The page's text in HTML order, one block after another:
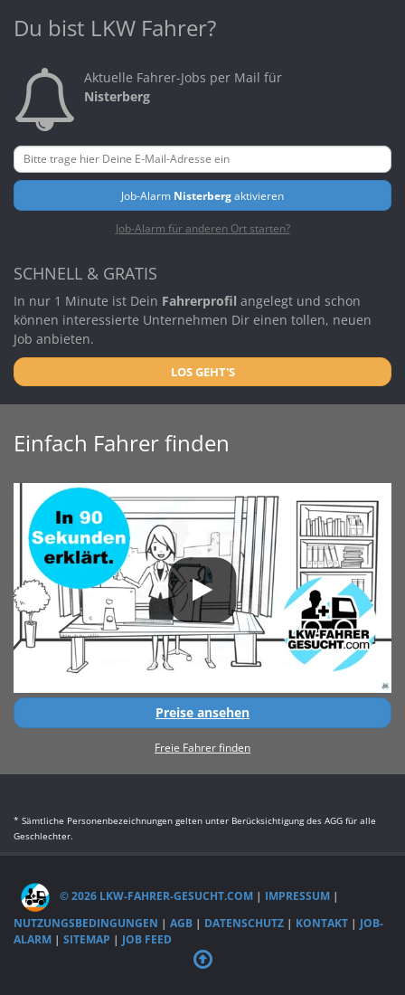
Du bist LKW Fahrer?
Aktuelle Fahrer-Jobs per Mail für
Nisterberg
Job-Alarm Nisterbergaktivieren
Job-Alarm für anderen Ort starten?
SCHNELL & GRATIS
In nur 1 Minute ist Dein Fahrerprofil angelegt und schon
können interessierte Unternehmen Dir einen tollen, neuen
Job anbieten.
LOS GEHT'S
Einfach Fahrer finden
Preise ansehen
Freie Fahrer finden
* Sämtliche Personenbezeichnungen gelten unter Berücksichtigung des AGG für alle
Geschlechter.
© 2026 LKW-FAHRER-GESUCHT.COM | IMPRESSUM |
NUTZUNGSBEDINGUNGEN | AGB | DATENSCHUTZ | KONTAKT | JOB-
ALARM | SITEMAP | JOB FEED